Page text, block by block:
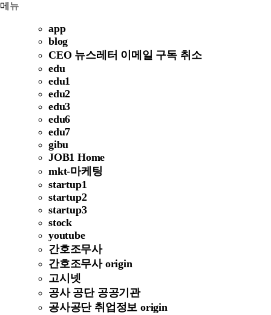
메뉴
app
blog
CEO 뉴스레터 이메일 구독 취소
edu
edu1
edu2
edu3
edu6
edu7
gibu
JOB1 Home
mkt-마케팅
startup1
startup2
startup3
stock
youtube
간호조무사
간호조무사 origin
고시넷
공사 공단 공공기관
공사공단 취업정보 origin